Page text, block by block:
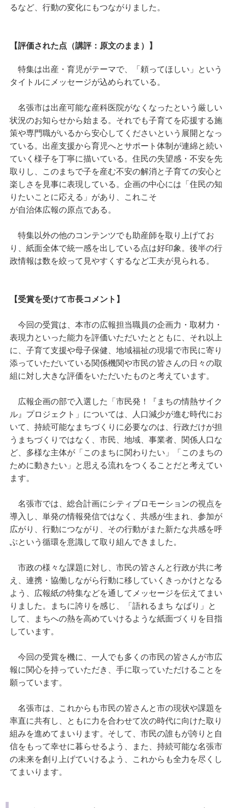
るなど、行動の変化にもつながりました。
【評価された点（講評：原文のまま）】
特集は出産・育児がテーマで、「頼ってほしい」という
タイトルにメッセージが込められている。
名張市は出産可能な産科医院がなくなったという厳しい
状況のお知らせから始まる。それでも子育てを応援する施
策や専門職がいるから安心してくださいという展開となっ
ている。出産支援から育児へとサポート体制が連綿と続い
ていく様子を丁寧に描いている。住民の失望感・不安を先
取りし、このまちで子を産む不安の解消と子育ての安心と
楽しさを見事に表現している。企画の中心には「住民の知
りたいことに応える」があり、これこそ
が自治体広報の原点である。
特集以外の他のコンテンツでも助産師を取り上げてお
り、紙面全体で統一感を出している点は好印象。後半の行
政情報は数を絞って見やすくするなど工夫が見られる。
【受賞を受けて市長コメント】
今回の受賞は、本市の広報担当職員の企画力・取材力・
表現力といった能力を評価いただいたとともに、それ以上
に、子育て支援や母子保健、地域福祉の現場で市民に寄り
添っていただいている関係機関や市民の皆さんの日々の取
組に対し大きな評価をいただいたものと考えています。
広報企画の部で入選した「市民発！『まちの情熱サイク
ル』プロジェクト」については、人口減少が進む時代にお
いて、持続可能なまちづくりに必要なのは、行政だけが担
うまちづくりではなく、市民、地域、事業者、関係人口な
ど、多様な主体が「このまちに関わりたい」「このまちの
ために動きたい」と思える流れをつくることだと考えてい
ます。
名張市では、総合計画にシティプロモーションの視点を
導入し、単発の情報発信ではなく、共感が生まれ、参加が
広がり、行動につながり、その行動がまた新たな共感を呼
ぶという循環を意識して取り組んできました。
市政の様々な課題に対し、市民の皆さんと行政が共に考
え、連携・協働しながら行動に移していくきっかけとなる
よう、広報紙の特集などを通してメッセージを伝えてまい
りました。まちに誇りを感じ、「語れるまち なばり」と
して、まちへの熱を高めていけるような紙面づくりを目指
しています。
今回の受賞を機に、一人でも多くの市民の皆さんが市広
報に関心を持っていただき、手に取っていただけることを
願っています。
名張市は、これからも市民の皆さんと市の現状や課題を
率直に共有し、ともに力を合わせて次の時代に向けた取り
組みを進めてまいります。そして、市民の誰もが誇りと自
信をもって幸せに暮らせるよう、また、持続可能な名張市
の未来を創り上げていけるよう、これからも全力を尽くし
てまいります。